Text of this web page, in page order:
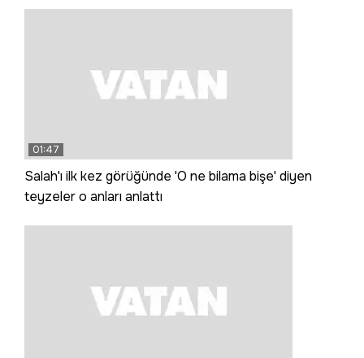
01:47
Salah'ı ilk kez görüğünde 'O ne bilama bişe' diyen
teyzeler o anları anlattı